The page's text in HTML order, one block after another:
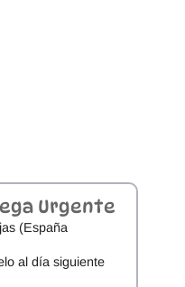
Urgente
(España
al día siguiente